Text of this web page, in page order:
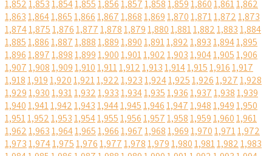
1,8521,8531,8541,8551,8561,8571,8581,8591,8601,8611,862
1,8631,8641,8651,8661,8671,8681,8691,8701,8711,8721,873
1,8741,8751,8761,8771,8781,8791,8801,8811,8821,8831,884
1,8851,8861,8871,8881,8891,8901,8911,8921,8931,8941,895
1,8961,8971,8981,8991,9001,9011,9021,9031,9041,9051,906
1,9071,9081,9091,9101,9111,9121,9131,9141,9151,9161,917
1,9181,9191,9201,9211,9221,9231,9241,9251,9261,9271,928
1,9291,9301,9311,9321,9331,9341,9351,9361,9371,9381,939
1,9401,9411,9421,9431,9441,9451,9461,9471,9481,9491,950
1,9511,9521,9531,9541,9551,9561,9571,9581,9591,9601,961
1,9621,9631,9641,9651,9661,9671,9681,9691,9701,9711,972
1,9731,9741,9751,9761,9771,9781,9791,9801,9811,9821,983